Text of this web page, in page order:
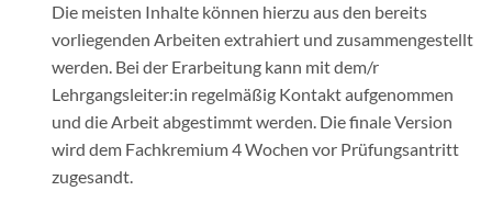
Die meisten Inhalte können hierzu aus den bereits
vorliegenden Arbeiten extrahiert und zusammengestellt
werden. Bei der Erarbeitung kann mit dem/r
Lehrgangsleiter:in regelmäßig Kontakt aufgenommen
und die Arbeit abgestimmt werden. Die finale Version
wird dem Fachkremium 4 Wochen vor Prüfungsantritt
zugesandt.